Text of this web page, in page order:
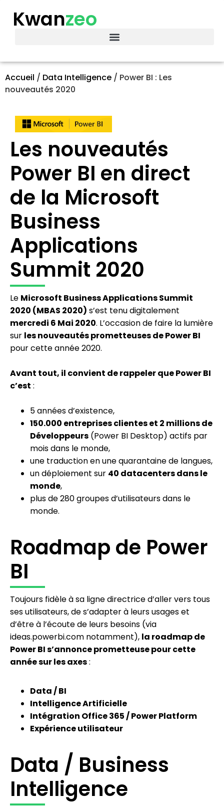
Kwanzeo
Accueil / Data Intelligence / Power BI : Les
nouveautés 2020
Les nouveautés
Power BI en direct
de la Microsoft
Business
Applications
Summit 2020
Le Microsoft Business Applications Summit
2020 (MBAS 2020) s’est tenu digitalement
mercredi 6 Mai 2020. L’occasion de faire la lumière
sur les nouveautés prometteuses de Power BI
pour cette année 2020.
Avant tout, il convient de rappeler que Power BI
c’est :
5 années d’existence,
150.000 entreprises clientes et 2 millions de
Développeurs (Power BI Desktop) actifs par
mois dans le monde,
une traduction en une quarantaine de langues,
un déploiement sur 40 datacenters dans le
monde,
plus de 280 groupes d’utilisateurs dans le
monde.
Roadmap de Power
BI
Toujours fidèle à sa ligne directrice d’aller vers tous
ses utilisateurs, de s’adapter à leurs usages et
d’être à l’écoute de leurs besoins (via
ideas.powerbi.com notamment), la roadmap de
Power BI s’annonce prometteuse pour cette
année sur les axes:
Data / BI
Intelligence Artificielle
Intégration Office 365 / Power Platform
Expérience utilisateur
Data / Business
Intelligence